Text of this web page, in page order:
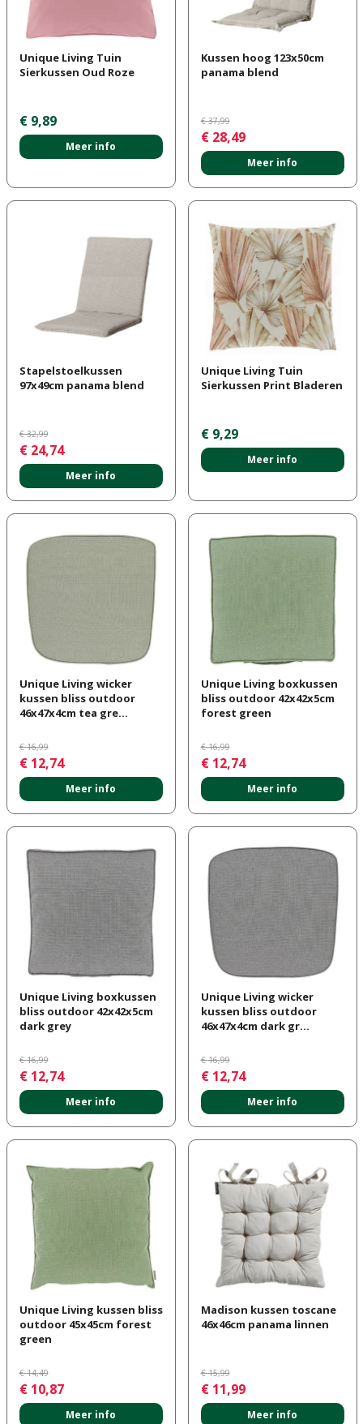
Unique Living Tuin
Sierkussen Oud Roze
€ 9,89
Meer info
Kussen hoog 123x50cm
panama blend
€ 37,99
€ 28,49
Meer info
Stapelstoelkussen
97x49cm panama blend
€ 32,99
€ 24,74
Meer info
Unique Living Tuin
Sierkussen Print Bladeren
€ 9,29
Meer info
Unique Living wicker
kussen bliss outdoor
46x47x4cm tea gre…
€ 16,99
€ 12,74
Meer info
Unique Living boxkussen
bliss outdoor 42x42x5cm
forest green
€ 16,99
€ 12,74
Meer info
Unique Living boxkussen
bliss outdoor 42x42x5cm
dark grey
€ 16,99
€ 12,74
Meer info
Unique Living wicker
kussen bliss outdoor
46x47x4cm dark gr…
€ 16,99
€ 12,74
Meer info
Unique Living kussen bliss
outdoor 45x45cm forest
green
€ 14,49
€ 10,87
Meer info
Madison kussen toscane
46x46cm panama linnen
€ 15,99
€ 11,99
Meer info